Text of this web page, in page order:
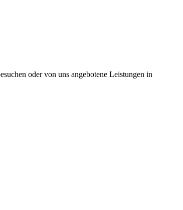
oder von uns angebotene Leistungen in